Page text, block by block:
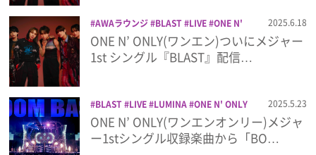
カフェ・グルメ
エンタメ
ライフスタイル
プレゼント
AWAラウンジ BLAST LIVE ONE N'
ONLY ブラスト メジャーデビュー
メ
ジャーデビューシングル
リスニングパー
ティー
楽曲 音楽
2025.6.18
ONE N’ ONLY(ワンエン)ついにメジャー
1st シングル『BLAST』配信…
BLAST LIVE LUMINA ONE N' ONLY
メジャーデビューシングル
ライブ ワ
ンエン 音楽
2025.5.23
ONE N’ ONLY(ワンエンオンリー)メジャ
ー1stシングル収録楽曲から「BO…